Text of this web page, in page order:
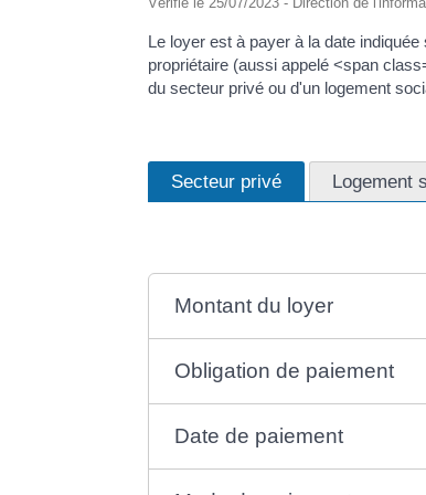
Le loyer est à payer à la date
propriétaire (aussi appelé <span
du secteur privé ou d'un logement
Secteur privé Logement
Montant du loyer
Obligation de paiement
Date de paiement